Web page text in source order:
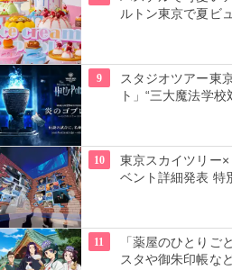
ルトン東京で夏ビ
9
スタジオツアー東
ト」“三大魔法学校
10
東京スカイツリー
ベント詳細発表 特
11
「薬屋のひとりご
スタや御朱印帳な